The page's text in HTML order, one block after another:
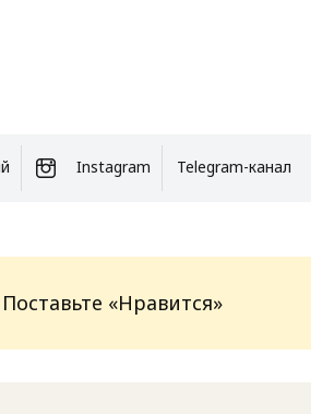
Instagram Telegram-канал
Поставьте «Нравится»